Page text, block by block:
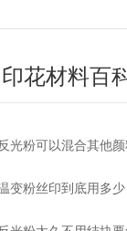
印花材料百
反光粉能用在注塑工艺